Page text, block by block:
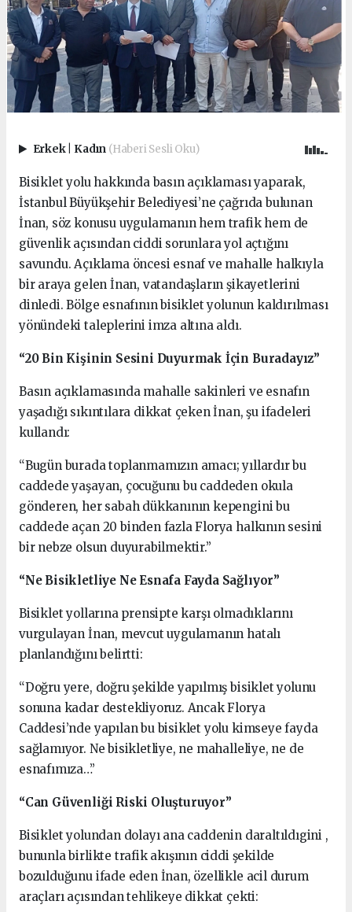
Erkek Kadın (Haberi Sesli Oku)
Bisiklet yolu hakkında basın açıklaması yaparak,
İstanbul Büyükşehir Belediyesi’ne çağrıda bulunan
İnan, söz konusu uygulamanın hem trafik hem de
güvenlik açısından ciddi sorunlara yol açtığını
savundu. Açıklama öncesi esnaf ve mahalle halkıyla
bir araya gelen İnan, vatandaşların şikayetlerini
dinledi. Bölge esnafının bisiklet yolunun kaldırılması
yönündeki taleplerini imza altına aldı.
“20 Bin Kişinin Sesini Duyurmak İçin Buradayız”
Basın açıklamasında mahalle sakinleri ve esnafın
yaşadığı sıkıntılara dikkat çeken İnan, şu ifadeleri
kullandı:
“Bugün burada toplanmamızın amacı; yıllardır bu
caddede yaşayan, çocuğunu bu caddeden okula
gönderen, her sabah dükkanının kepengini bu
caddede açan 20 binden fazla Florya halkının sesini
bir nebze olsun duyurabilmektir.”
“Ne Bisikletliye Ne Esnafa Fayda Sağlıyor”
Bisiklet yollarına prensipte karşı olmadıklarını
vurgulayan İnan, mevcut uygulamanın hatalı
planlandığını belirtti:
“Doğru yere, doğru şekilde yapılmış bisiklet yolunu
sonuna kadar destekliyoruz. Ancak Florya
Caddesi’nde yapılan bu bisiklet yolu kimseye fayda
sağlamıyor. Ne bisikletliye, ne mahalleliye, ne de
esnafımıza…”
“Can Güvenliği Riski Oluşturuyor”
Bisiklet yolundan dolayı ana caddenin daraltıldıgini ,
bununla birlikte trafik akışının ciddi şekilde
bozulduğunu ifade eden İnan, özellikle acil durum
araçları açısından tehlikeye dikkat çekti: